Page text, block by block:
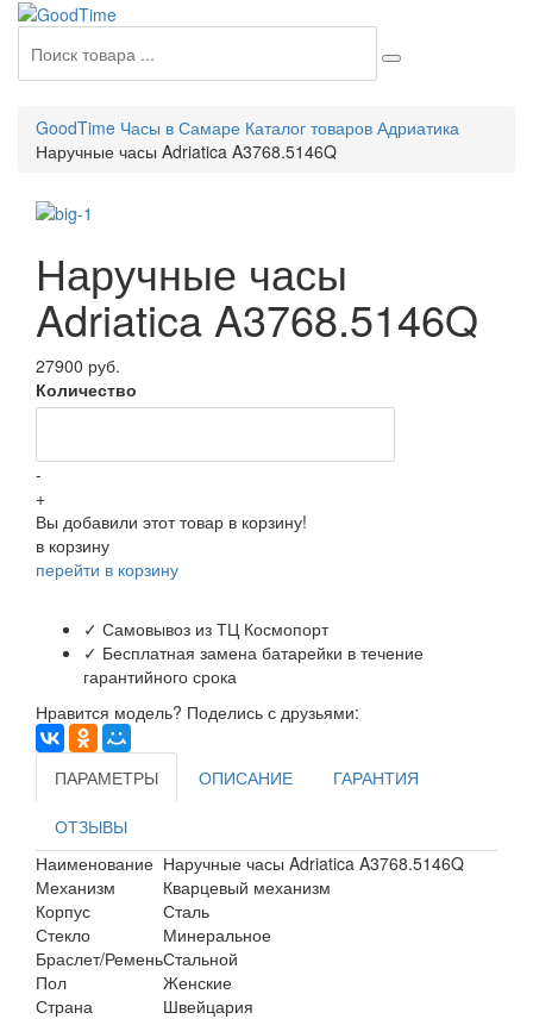
GoodTime Часы в Самаре Каталог товаров Адриатика
Наручные часы Adriatica A3768.5146Q
Наручные часы
Adriatica A3768.5146Q
27900 руб.
Количество
-
+
Вы добавили этот товар в корзину!
в корзину
перейти в корзину
✓ Самовывоз из ТЦ Космопорт
✓ Бесплатная замена батарейки в течение
гарантийного срока
Нравится модель? Поделись с друзьями:
ПАРАМЕТРЫ ОПИСАНИЕ ГАРАНТИЯ
ОТЗЫВЫ
Наименование Наручные часы Adriatica A3768.5146Q
Механизм
Кварцевый механизм
Корпус
Сталь
Стекло
Минеральное
Браслет/РеменьСтальной
Пол
Женские
Страна
Швейцария